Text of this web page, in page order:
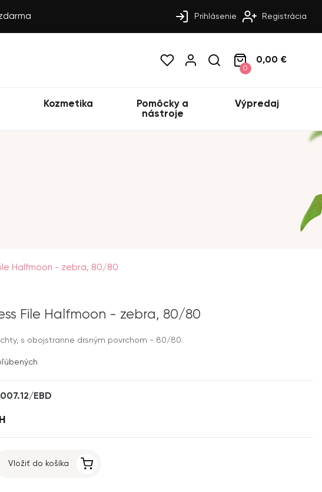
Prihlásenie Registrácia
0
0,00 €
Kozmetika
Pomôcky a
nástroje
Výpredaj
Halfmoon - zebra, 80/80
File Halfmoon - zebra, 80/80
s obojstranne drsným povrchom - 80/80.
EBD
Vložiť do košíka